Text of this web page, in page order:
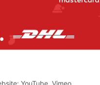
YouTube, Vimeo,